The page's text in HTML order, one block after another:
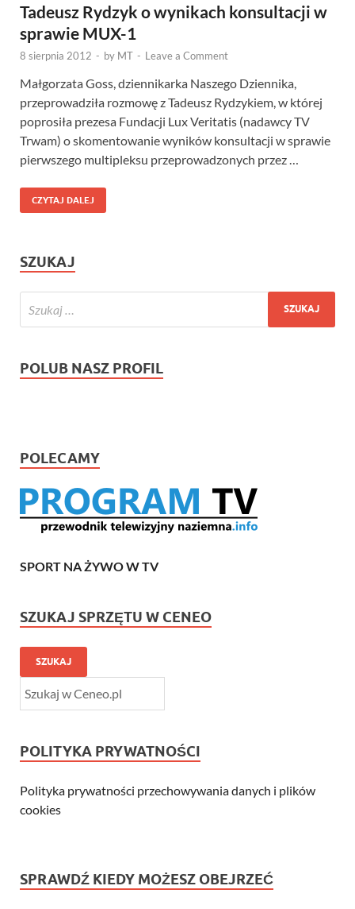
Tadeusz Rydzyk o wynikach konsultacji w
sprawie MUX-1
8 sierpnia 2012 - by MT - Leave a Comment
Małgorzata Goss, dziennikarka Naszego Dziennika,
przeprowadziła rozmowę z Tadeusz Rydzykiem, w której
poprosiła prezesa Fundacji Lux Veritatis (nadawcy TV
Trwam) o skomentowanie wyników konsultacji w sprawie
pierwszego multipleksu przeprowadzonych przez …
CZYTAJ DALEJ
SZUKAJ
POLUB NASZ PROFIL
POLECAMY
SPORT NA ŻYWO W TV
SZUKAJ SPRZĘTU W CENEO
SZUKAJ
POLITYKA PRYWATNOŚCI
Polityka prywatności przechowywania danych i plików
cookies
SPRAWDŹ KIEDY MOŻESZ OBEJRZEĆ